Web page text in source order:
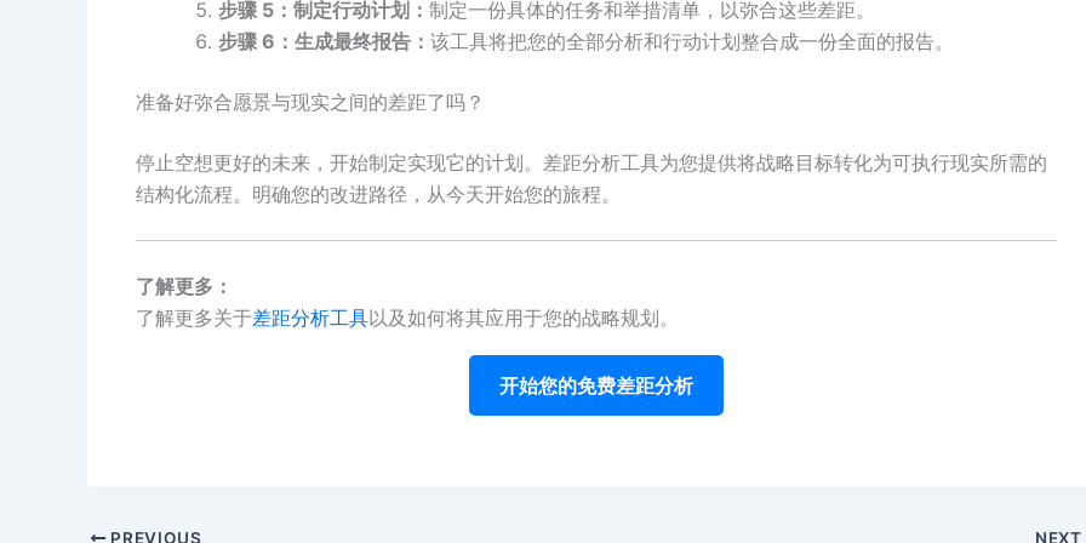
步骤 5：制定行动计划： 制定一份具体的任务和举措清单，以弥合这些差距。
步骤 6：生成最终报告： 该工具将把您的全部分析和行动计划整合成一份全面的报告。
准备好弥合愿景与现实之间的差距了吗？
停止空想更好的未来，开始制定实现它的计划。差距分析工具为您提供将战略目标转化为可执行现实所需的
结构化流程。明确您的改进路径，从今天开始您的旅程。
了解更多：
了解更多关于差距分析工具以及如何将其应用于您的战略规划。
开始您的免费差距分析
PREVIOUS NEXT